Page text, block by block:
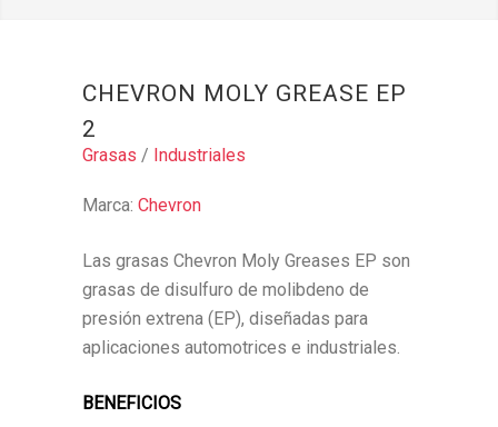
CHEVRON MOLY GREASE EP
2
Grasas / Industriales
Marca: Chevron
Las grasas Chevron Moly Greases EP son
grasas de disulfuro de molibdeno de
presión extrena (EP), diseñadas para
aplicaciones automotrices e industriales.
BENEFICIOS